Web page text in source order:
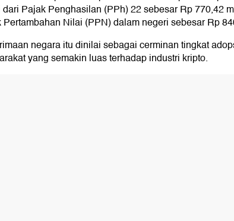
dari Pajak Penghasilan (PPh) 22 sebesar Rp 770,42
Pertambahan Nilai (PPN) dalam negeri sebesar Rp
negara itu dinilai sebagai cerminan tingkat
yang semakin luas terhadap industri kripto.